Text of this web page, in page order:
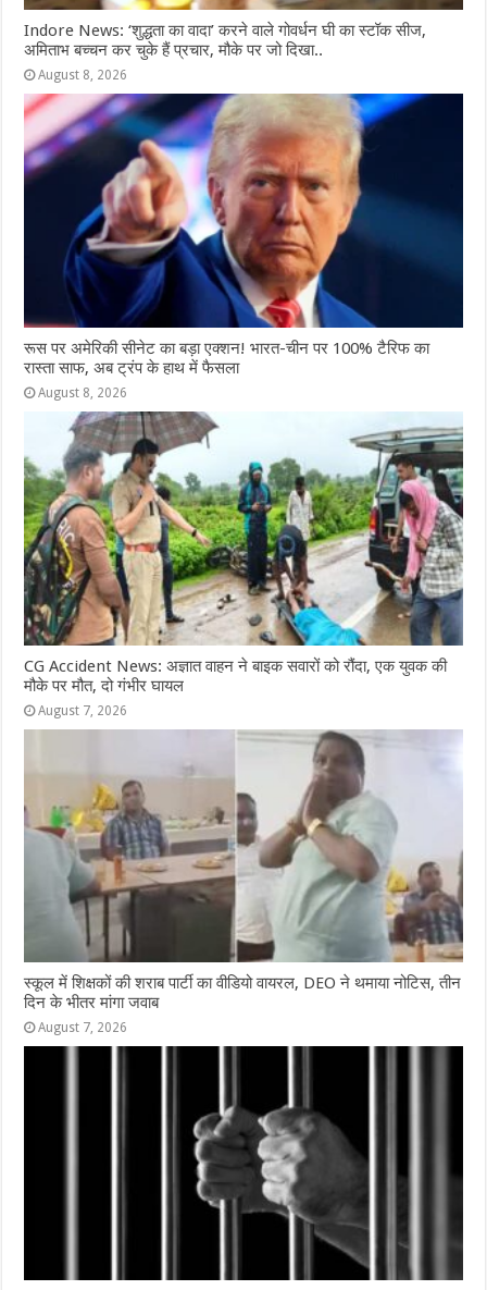
Indore News: ‘शुद्धता का वादा’ करने वाले गोवर्धन घी का स्टॉक सीज,
अमिताभ बच्चन कर चुके हैं प्रचार, मौके पर जो दिखा..
August 8, 2026
रूस पर अमेरिकी सीनेट का बड़ा एक्शन! भारत-चीन पर 100% टैरिफ का
रास्ता साफ, अब ट्रंप के हाथ में फैसला
August 8, 2026
CG Accident News: अज्ञात वाहन ने बाइक सवारों को रौंदा, एक युवक की
मौके पर मौत, दो गंभीर घायल
August 7, 2026
स्कूल में शिक्षकों की शराब पार्टी का वीडियो वायरल, DEO ने थमाया नोटिस, तीन
दिन के भीतर मांगा जवाब
August 7, 2026